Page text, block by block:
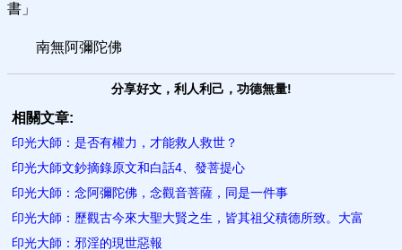
書」
南無阿彌陀佛
分享好文，利人利己，功德無量!
相關文章:
印光大師：是否有​權力，才能救人救世？
印光大師文鈔摘錄原文和白話4、發菩提心
印光大師：念阿彌陀佛，念觀音菩薩，同是一件事
印光大師：歷觀古今來大聖大賢之生，皆其祖父積德所致。大富
印光大師：邪淫的現世惡報